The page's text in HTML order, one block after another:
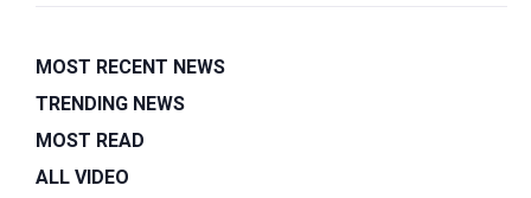
MOST RECENT NEWS
TRENDING NEWS
MOST READ
ALL VIDEO